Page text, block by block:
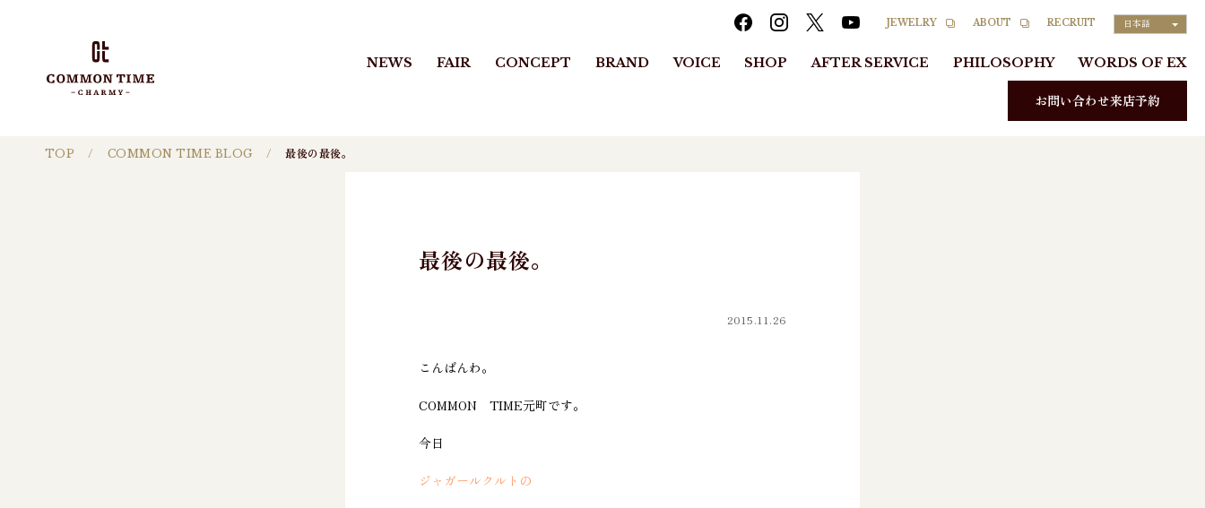
JEWELRY ABOUT RECRUIT 日本語
NEWS FAIR CONCEPT BRAND VOICE SHOP AFTER SERVICE PHILOSOPHY WORDS OF EX
お問い合わせ来店予約
TOP COMMON TIME BLOG 最後の最後。
最後の最後。
2015.11.26
こんばんわ。
COMMON TIME元町です。
今日
ジャガールクルトの